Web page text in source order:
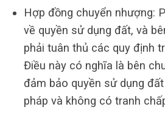
Hợp đồng chuyển nhượng:
về quyền sử dụng đất, và
phải tuân thủ các quy định
Điều này có nghĩa là bên
đảm bảo quyền sử dụng
pháp và không có tranh